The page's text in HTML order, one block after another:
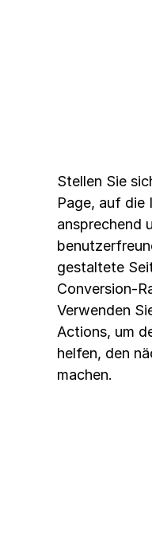
Stellen Sie
Page, auf die
ansprechend
gestaltete
Conversion-
Verwenden
Actions, um
helfen, den
machen.